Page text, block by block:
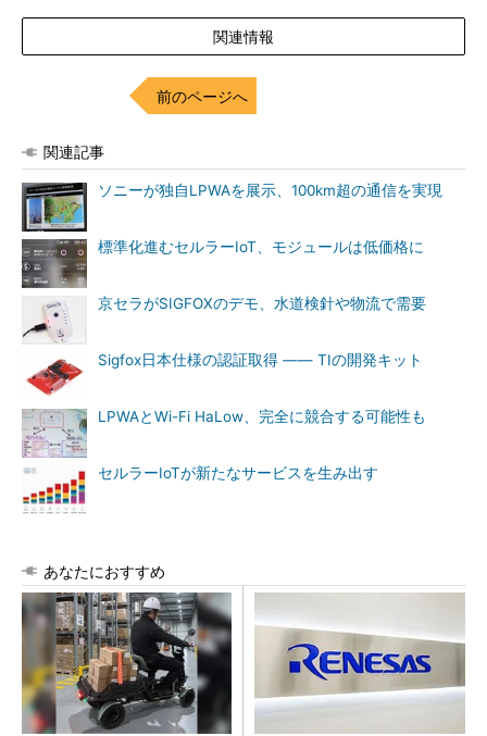
関連情報
前のページへ
関連記事
ソニーが独自LPWAを展示、100km超の通信を実現
標準化進むセルラーIoT、モジュールは低価格に
京セラがSIGFOXのデモ、水道検針や物流で需要
Sigfox日本仕様の認証取得 ―― TIの開発キット
LPWAとWi-Fi HaLow、完全に競合する可能性も
セルラーIoTが新たなサービスを生み出す
あなたにおすすめ